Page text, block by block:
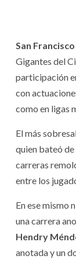
San
Gigantes del
participación
con
como en ligas
El más
quien bateó
carreras
entre los
En ese mismo
una carrera
Hendry
anotada y un